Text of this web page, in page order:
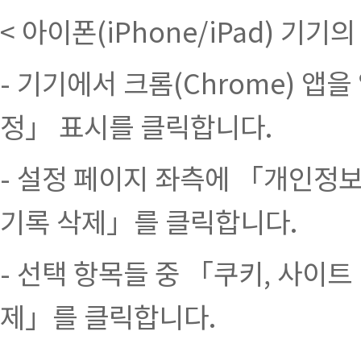
< 아이폰(iPhone/iPad) 기기의
- 기기에서 크롬(Chrome) 앱을
정」 표시를 클릭합니다.
- 설정 페이지 좌측에 「개인정
기록 삭제」를 클릭합니다.
- 선택 항목들 중 「쿠키, 사이
제」를 클릭합니다.